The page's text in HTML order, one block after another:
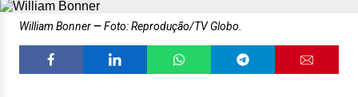
William Bonner Foto: Reprodução/TV Globo.